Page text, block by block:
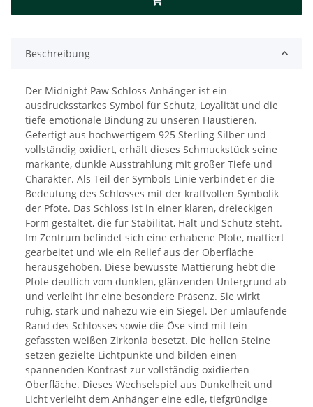
Beschreibung
Der Midnight Paw Schloss Anhänger ist ein
ausdrucksstarkes Symbol für Schutz, Loyalität und die
tiefe emotionale Bindung zu unseren Haustieren.
Gefertigt aus hochwertigem 925 Sterling Silber und
vollständig oxidiert, erhält dieses Schmuckstück seine
markante, dunkle Ausstrahlung mit großer Tiefe und
Charakter. Als Teil der Symbols Linie verbindet er die
Bedeutung des Schlosses mit der kraftvollen Symbolik
der Pfote. Das Schloss ist in einer klaren, dreieckigen
Form gestaltet, die für Stabilität, Halt und Schutz steht.
Im Zentrum befindet sich eine erhabene Pfote, mattiert
gearbeitet und wie ein Relief aus der Oberfläche
herausgehoben. Diese bewusste Mattierung hebt die
Pfote deutlich vom dunklen, glänzenden Untergrund ab
und verleiht ihr eine besondere Präsenz. Sie wirkt
ruhig, stark und nahezu wie ein Siegel. Der umlaufende
Rand des Schlosses sowie die Öse sind mit fein
gefassten weißen Zirkonia besetzt. Die hellen Steine
setzen gezielte Lichtpunkte und bilden einen
spannenden Kontrast zur vollständig oxidierten
Oberfläche. Dieses Wechselspiel aus Dunkelheit und
Licht verleiht dem Anhänger eine edle, tiefgründige